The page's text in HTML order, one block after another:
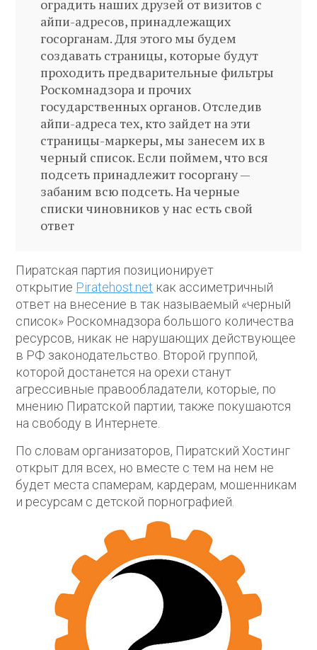
оградить наших друзей от визитов с
айпи-адресов, принадлежащих
госорганам. Для этого мы будем
создавать страницы, которые будут
проходить предварительные фильтры
Роскомнадзора и прочих
государственных органов. Отследив
айпи-адреса тех, кто зайдет на эти
страницы-маркеры, мы занесем их в
черный список. Если поймем, что вся
подсеть принадлежит госоргану —
забаним всю подсеть. На черные
списки чиновников у нас есть свой
ответ
Пиратская партия позиционирует
открытие Piratehost.net как ассиметричный
ответ на внесение в так называемый «черный
список» Роскомнадзора большого количества
ресурсов, никак не нарушающих действующее
в РФ законодательство. Второй группой,
которой достанется на орехи станут
агрессивные правообладатели, которые, по
мнению Пиратской партии, также покушаются
на свободу в Интернете.
По словам организаторов, Пиратский Хостинг
открыт для всех, но вместе с тем на нем не
будет места спамерам, кардерам, мошенникам
и ресурсам с детской порнографией.